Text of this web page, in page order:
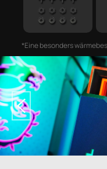
*Eine besonders